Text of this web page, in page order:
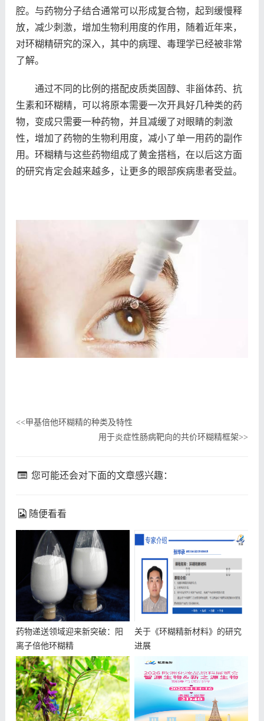
腔。与药物分子结合通常可以形成复合物，起到缓慢释
放，减少刺激，增加生物利用度的作用，随着近年来，
对环糊精研究的深入，其中的病理、毒理学已经被非常
了解。
通过不同的比例的搭配皮质类固醇、非甾体药、抗
生素和环糊精，可以将原本需要一次开具好几种类的药
物，变成只需要一种药物，并且减缓了对眼睛的刺激
性，增加了药物的生物利用度，减小了单一用药的副作
用。环糊精与这些药物组成了黄金搭档，在以后这方面
的研究肯定会越来越多，让更多的眼部疾病患者受益。
<<甲基倍他环糊精的种类及特性
用于炎症性肠病靶向的共价环糊精框架>>
您可能还会对下面的文章感兴趣：
随便看看
药物递送领域迎来新突破：阳
离子倍他环糊精
关于《环糊精新材料》的研究
进展